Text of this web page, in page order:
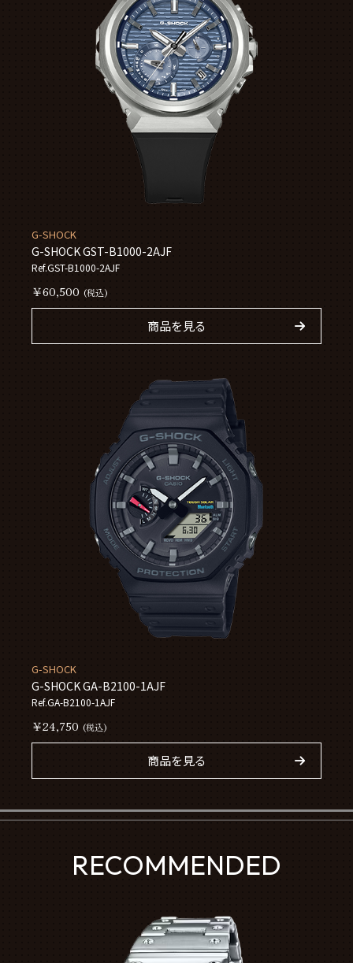
G-SHOCK
G-SHOCK GST-B1000-2AJF
Ref.GST-B1000-2AJF
￥60,500 (税込)
商品を見る
G-SHOCK
G-SHOCK GA-B2100-1AJF
Ref.GA-B2100-1AJF
￥24,750 (税込)
商品を見る
RECOMMENDED